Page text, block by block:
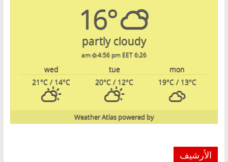
16°
partly cloudy
6:26 am
4:56 pm EET
mon
tue
wed
19°C/ 13°C
20°C / 12°C
21°C / 14°C
powered by
Weather Atlas
الأرشيف